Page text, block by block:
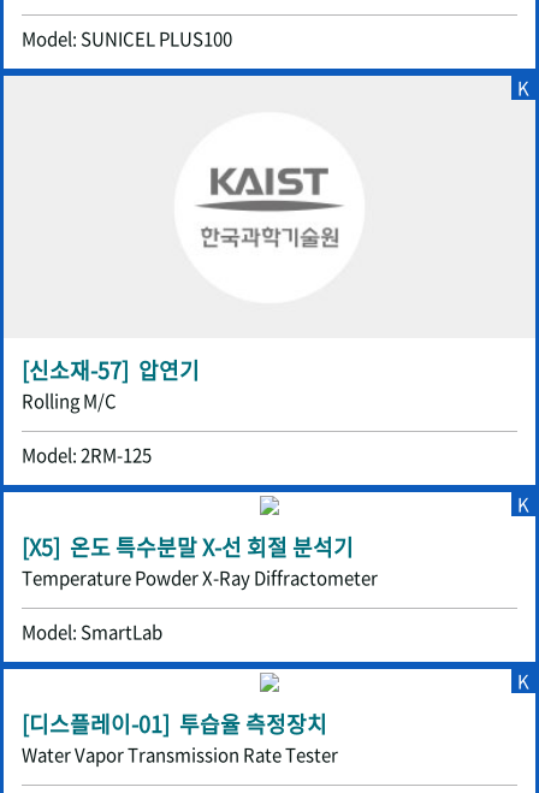
Model: SUNICEL PLUS100
[신소재-57] 압연기
Rolling M/C
Model: 2RM-125
K
[X5] 온도 특수분말 X-선 회절 분석기
Temperature Powder X-Ray Diffractometer
Model: SmartLab
K
[디스플레이-01] 투습율 측정장치
Water Vapor Transmission Rate Tester
K